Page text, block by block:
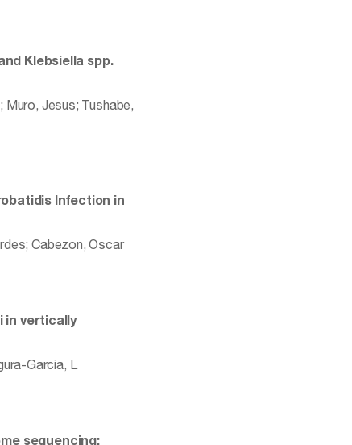
Klebsiella spp.
Muro, Jesus; Tushabe,
Infection in
Cabezon, Oscar
in vertically
Garcia, L
sequencing: